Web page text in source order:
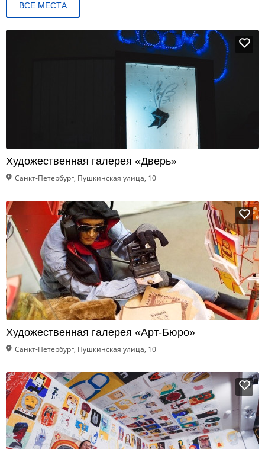
ВСЕ МЕСТА
Художественная галерея «Дверь»
Санкт-Петербург, Пушкинская улица, 10
Художественная галерея «Арт-Бюро»
Санкт-Петербург, Пушкинская улица, 10